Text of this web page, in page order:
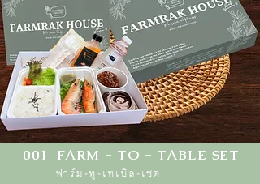
001 FARM - TO - TABLE SET
ฟาร์ม-ทู-เทเบิล-เซต